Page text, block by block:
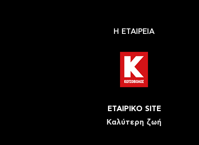
Η ΕΤΑΙΡΕΙΑ
ΕΤΑΙΡΙΚΟ SITE
Καλύτερη ζωή